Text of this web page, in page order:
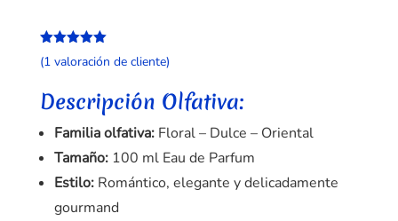
Valorado
con5.00de
avaloración
de un
(1valoración de cliente)
Descripción Olfativa:
Familia olfativa:Floral – Dulce – Oriental
Tamaño:100 ml Eau de Parfum
Estilo:Romántico, elegante y delicadamente
gourmand